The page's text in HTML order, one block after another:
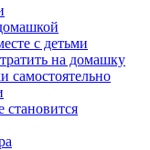
с детьми
на домашку
самостоятельно
становится